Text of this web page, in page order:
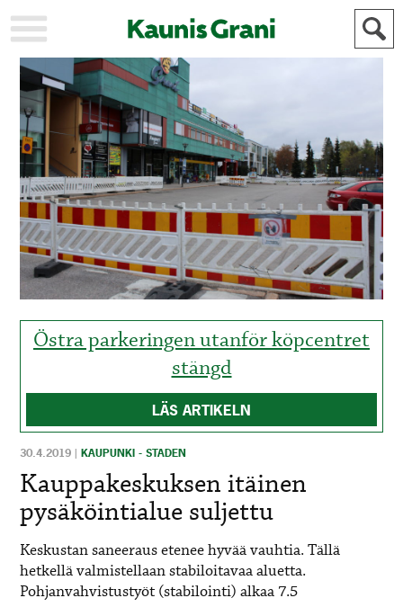
KAUPUNKI
STADEN
AJANKOHTAISTA
AKTUELLT
URHEILU
IDROTT
KULTTUURI
KULTUR
HISTORIA
HISTORIA
YLEINEN
ALLMÄN
MAINOSTAJILLE
FÖR
ANNONSÖRER
Östra parkeringen utanför köpcentret
stängd
LÄS ARTIKELN
30.4.2019 |KAUPUNKI - STADEN
Kauppakeskuksen itäinen
pysäköintialue suljettu
Keskustan saneeraus etenee hyvää vauhtia. Tällä
hetkellä valmistellaan stabiloitavaa aluetta.
Pohjanvahvistustyöt (stabilointi) alkaa 7.5